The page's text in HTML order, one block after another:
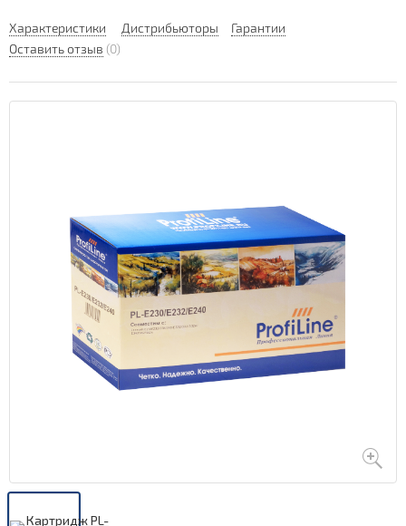
Характеристики Дистрибьюторы
Гарантии
Оставить отзыв (0)